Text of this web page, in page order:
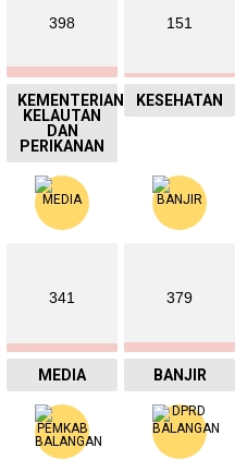
398
KEMENTERIAN
KELAUTAN
DAN
PERIKANAN
151
KESEHATAN
341
MEDIA
379
BANJIR